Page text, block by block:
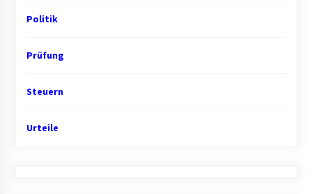
Politik
Prüfung
Steuern
Urteile